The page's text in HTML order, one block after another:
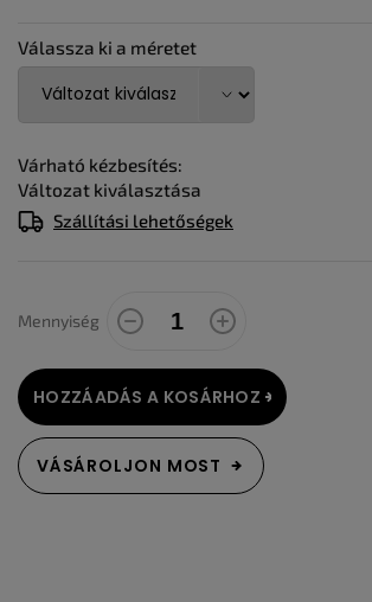
Válassza ki a méretet
Várható kézbesítés:
Változat kiválasztása
Szállítási lehetőségek
Mennyiség
HOZZÁADÁS A KOSÁRHOZ
VÁSÁROLJON MOST